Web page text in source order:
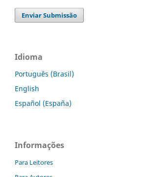
Enviar Submissão
Idioma
Português (Brasil)
English
Español (España)
Informações
Para Leitores